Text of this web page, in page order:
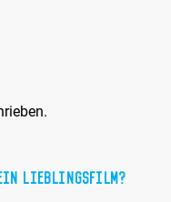
Lieblingsfilm?